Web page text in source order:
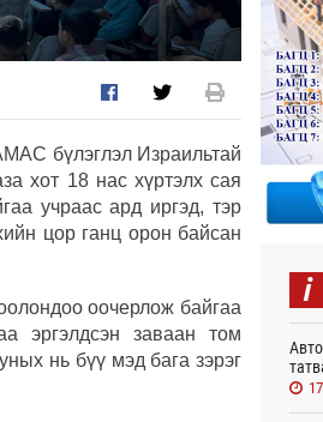
бүлэглэл Израильтай
хот 18 нас хүртэлх сая
учраас ард иргэд, тэр
цор ганц орон байсан
оочерлож байгаа
эргэлдсэн заваан том
нь бүү мэд бага зэрэг
i